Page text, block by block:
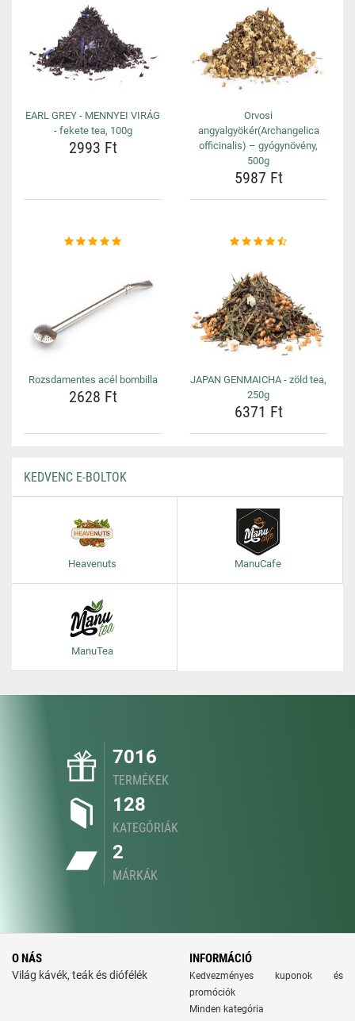
EARL GREY - MENNYEI VIRÁG
- fekete tea, 100g
2993 Ft
Orvosi
angyalgyökér(Archangelica
officinalis) – gyógynövény,
500g
5987 Ft
Rozsdamentes acél bombilla
2628 Ft
JAPAN GENMAICHA - zöld tea,
250g
6371 Ft
KEDVENC E-BOLTOK
Heavenuts ManuCafe
ManuTea
7016
TERMÉKEK
128
KATEGÓRIÁK
2
MÁRKÁK
O NÁS
Világ kávék, teák és diófélék
INFORMÁCIÓ
Kedvezményes kuponok és
promóciók
Minden kategória